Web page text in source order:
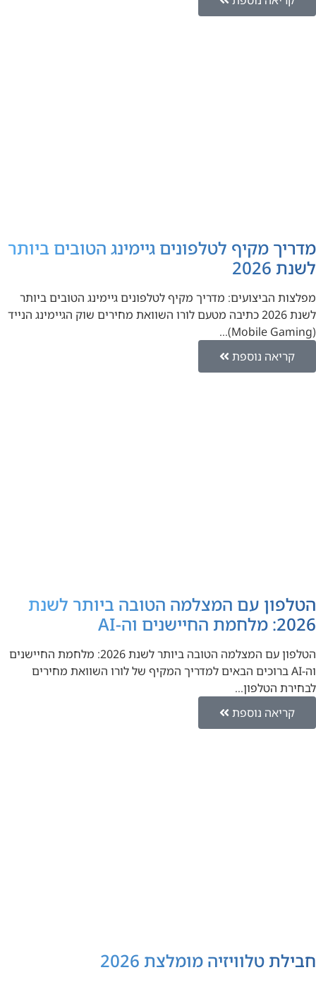
מדריך מקיף לטלפונים גיימינג הטובים ביותר
לשנת 2026
מפלצות הביצועים: מדריך מקיף לטלפונים גיימינג הטובים ביותר
לשנת 2026 כתיבה מטעם לורו השוואת מחירים שוק הגיימינג הנייד
(Mobile Gaming)…
קריאה נוספת
הטלפון עם המצלמה הטובה ביותר לשנת
2026: מלחמת החיישנים וה-AI
הטלפון עם המצלמה הטובה ביותר לשנת 2026: מלחמת החיישנים
וה-AI ברוכים הבאים למדריך המקיף של לורו השוואת מחירים
לבחירת הטלפון…
קריאה נוספת
חבילת טלוויזיה מומלצת 2026